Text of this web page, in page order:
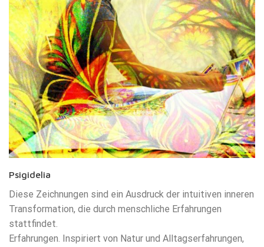
Psigidelia
Diese Zeichnungen sind ein Ausdruck der intuitiven inneren
Transformation, die durch menschliche Erfahrungen
stattfindet.
Erfahrungen. Inspiriert von Natur und Alltagserfahrungen,